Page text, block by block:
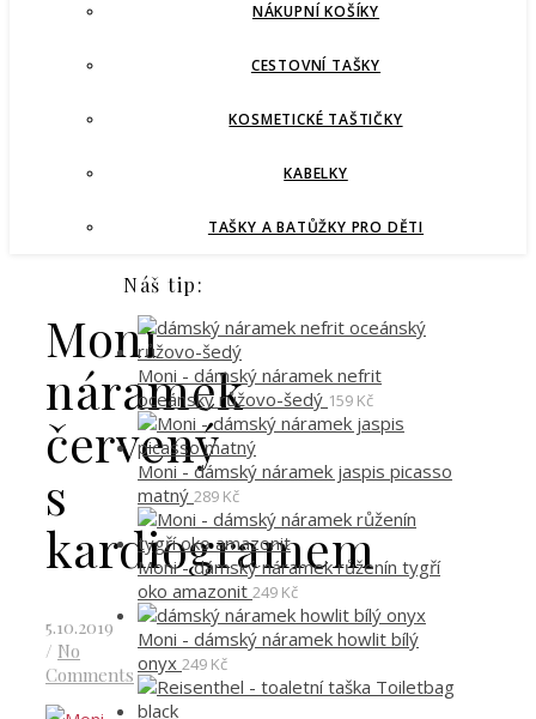
NÁKUPNÍ KOŠÍKY
CESTOVNÍ TAŠKY
KOSMETICKÉ TAŠTIČKY
KABELKY
TAŠKY A BATŮŽKY PRO DĚTI
Moni
náramek
červený
s
kardiogramem
5.10.2019
/ No
Comments
Náš tip:
Moni - dámský náramek nefrit
oceánský růžovo-šedý 159 Kč
Moni - dámský náramek jaspis picasso
matný 289 Kč
Moni - dámský náramek růženín tygří
oko amazonit 249 Kč
Moni - dámský náramek howlit bílý
onyx 249 Kč